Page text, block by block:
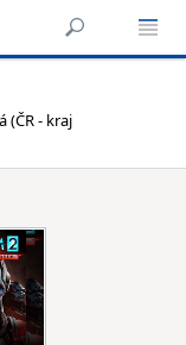
(ČR - kraj